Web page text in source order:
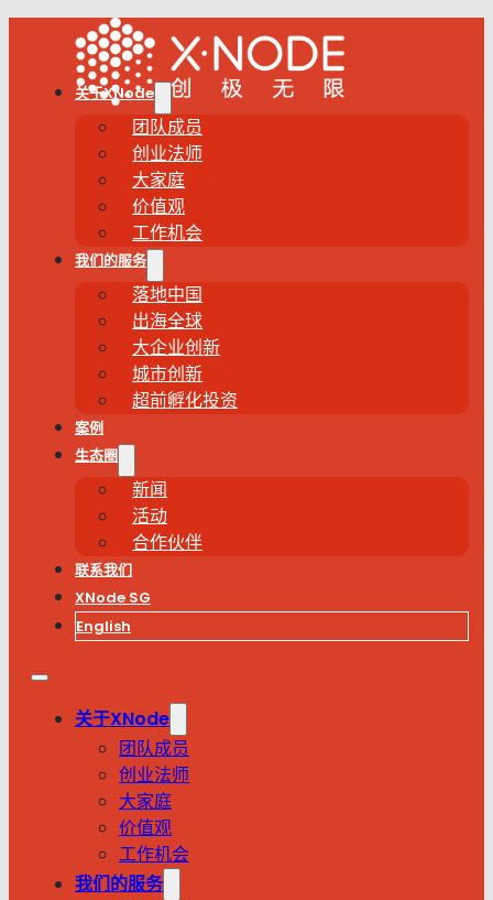
关于XNode
团队成员
创业法师
大家庭
价值观
工作机会
我们的服务
落地中国
出海全球
大企业创新
城市创新
超前孵化投资
案例
生态圈
新闻
活动
合作伙伴
联系我们
XNode SG
English
关于XNode
团队成员
创业法师
大家庭
价值观
工作机会
我们的服务